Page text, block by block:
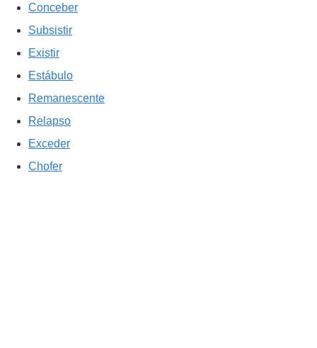
Conceber
Subsistir
Existir
Estábulo
Remanescente
Relapso
Exceder
Chofer